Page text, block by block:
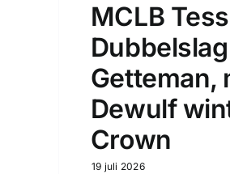
MCLB
Getteman,
Dewulf
Crown
19 juli 2026